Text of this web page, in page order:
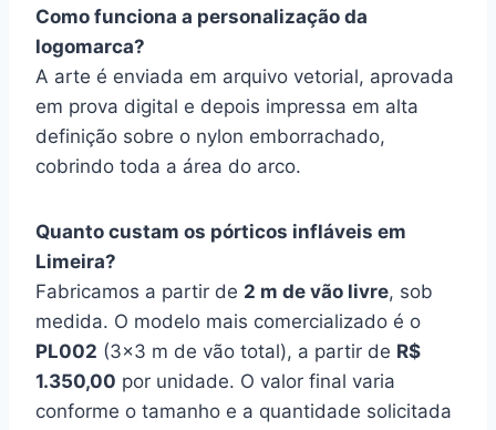
Como funciona a personalização da
logomarca?
A arte é enviada em arquivo vetorial, aprovada
em prova digital e depois impressa em alta
definição sobre o nylon emborrachado,
cobrindo toda a área do arco.
Quanto custam os pórticos infláveis em
Limeira?
Fabricamos a partir de 2 m de vão livre, sob
medida. O modelo mais comercializado é o
PL002 (3×3 m de vão total), a partir de R$
1.350,00 por unidade. O valor final varia
conforme o tamanho e a quantidade solicitada